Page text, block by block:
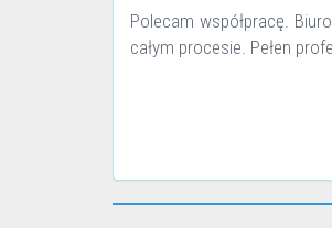
Polecam współpracę.
całym procesie. Pełen